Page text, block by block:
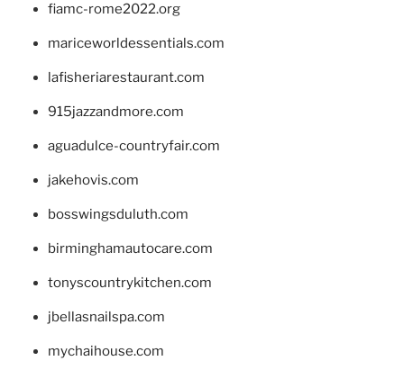
fiamc-rome2022.org
mariceworldessentials.com
lafisheriarestaurant.com
915jazzandmore.com
aguadulce-countryfair.com
jakehovis.com
bosswingsduluth.com
birminghamautocare.com
tonyscountrykitchen.com
jbellasnailspa.com
mychaihouse.com